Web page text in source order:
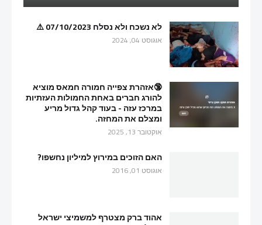
לא נשכח ולא נסלח 07/10/2023 ⚠️
אוגוסט 04, 2024
🔞אזהרת צפייה חמורה חמאס מוציא
להורג חברים באחת החמולות העזתיות
במרכז עזה - בעוד קהל גדול מריע
ומצלם את המחזה.
אוקטובר 13, 2025
האם הזוכים במירוץ למיליון נחשפו?
אוגוסט 01, 2016
אהוד ברק מצטרף למשמיצי ישראל